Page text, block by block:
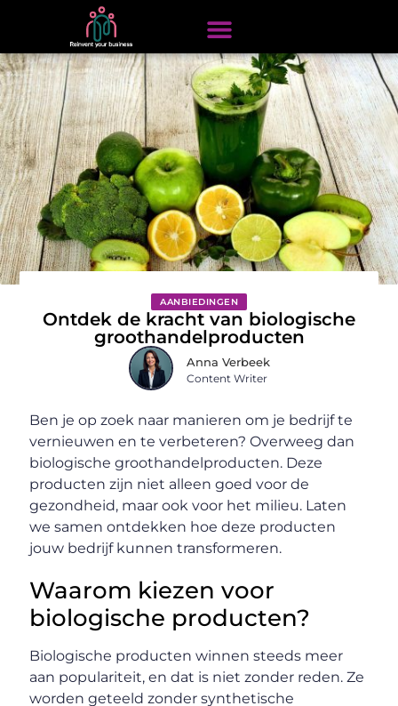
AANBIEDINGEN
Ontdek de kracht van biologische
groothandelproducten
Anna Verbeek
Content Writer
Ben je op zoek naar manieren om je bedrijf te
vernieuwen en te verbeteren? Overweeg dan
biologische groothandelproducten. Deze
producten zijn niet alleen goed voor de
gezondheid, maar ook voor het milieu. Laten
we samen ontdekken hoe deze producten
jouw bedrijf kunnen transformeren.
Waarom kiezen voor
biologische producten?
Biologische producten winnen steeds meer
aan populariteit, en dat is niet zonder reden. Ze
worden geteeld zonder synthetische